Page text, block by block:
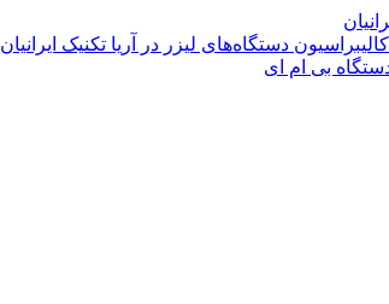
دستگاه‌های لیزر در آریا تکنیک ایرانیان